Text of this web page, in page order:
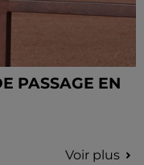
PASSAGE EN
Voir plus